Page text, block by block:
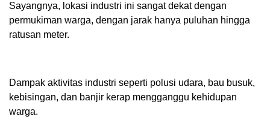
Sayangnya, lokasi industri ini sangat dekat dengan
permukiman warga, dengan jarak hanya puluhan hingga
ratusan meter.
Dampak aktivitas industri seperti polusi udara, bau busuk,
kebisingan, dan banjir kerap mengganggu kehidupan
warga.